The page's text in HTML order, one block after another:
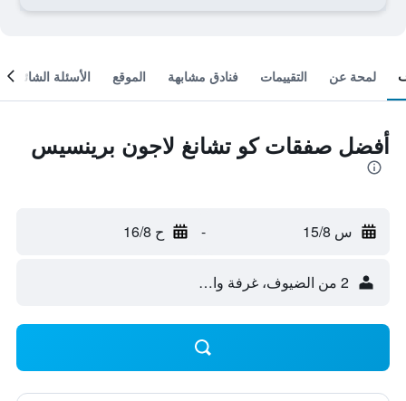
لمحة عن التقييمات فنادق مشابهة الموقع الأسئلة الشائعة
أفضل صفقات كو تشانغ لاجون برينسيس
س 15/8 - ح 16/8
2 من الضيوف، غرفة واحدة